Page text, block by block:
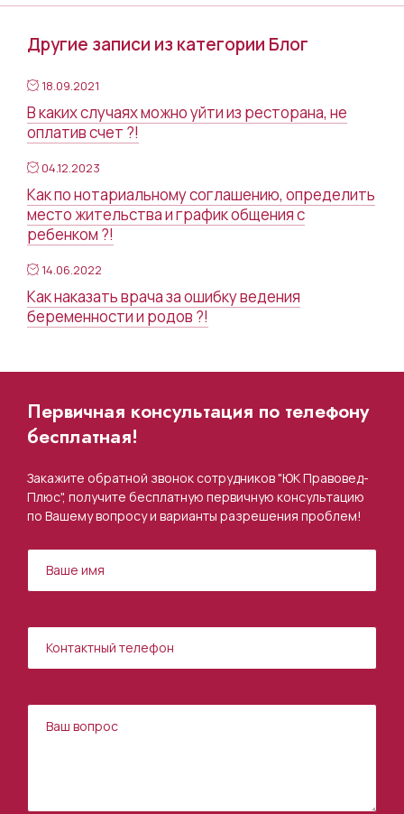
Другие записи из категории Блог
18.09.2021
В каких случаях можно уйти из ресторана, не
оплатив счет ?!
04.12.2023
Как по нотариальному соглашению, определить
место жительства и график общения с
ребенком ?!
14.06.2022
Как наказать врача за ошибку ведения
беременности и родов ?!
Первичная консультация по телефону
бесплатная!
Закажите обратной звонок сотрудников "ЮК Правовед-
Плюс", получите бесплатную первичную консультацию
по Вашему вопросу и варианты разрешения проблем!